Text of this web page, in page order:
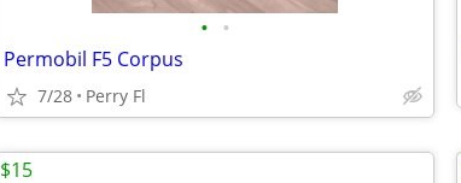
• •
Permobil F5 Corpus
7/28 Perry Fl
$15